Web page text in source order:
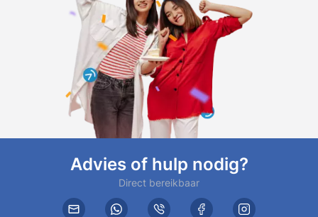
Advies of hulp nodig?
Direct bereikbaar